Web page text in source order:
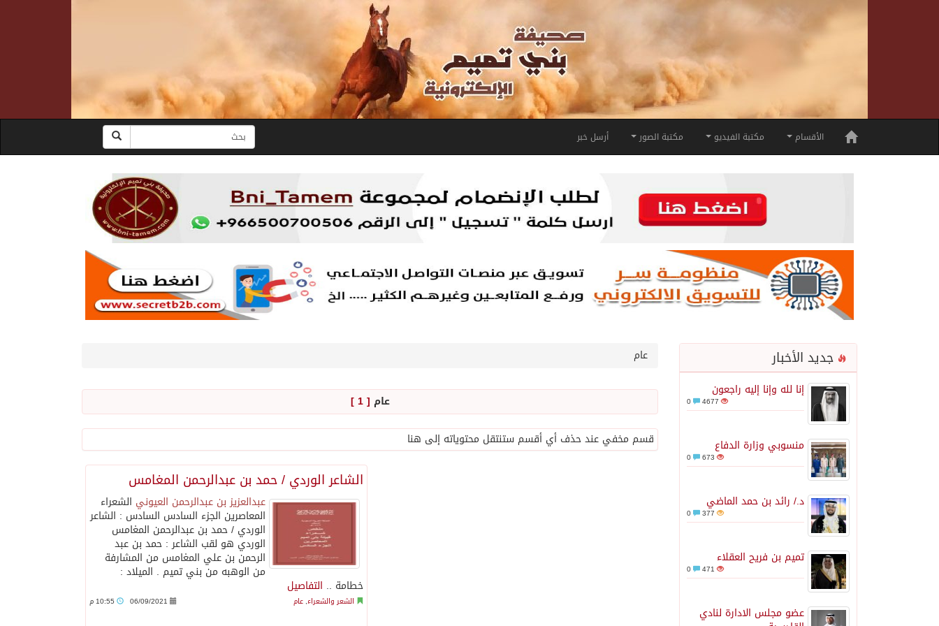
الأقسام مكتبة الفيديو مكتبة الصور أرسل خبر
جديد الأخبار
إنا لله وإنا إليه راجعون
4677
منسوبي وزارة الدفاع
673
د./ رائد بن حمد الماضي
377
تميم بن فريح العقلاء
471
عضو مجلس الادارة لنادي
عام
عام [ 1 ]
قسم مخفي عند حذف أي أقسم ستنتقل محتوياته إلى هنا
الشاعر الوردي / حمد بن عبدالرحمن المغامس
عبدالعزيز بن عبدالرحمن العيوني الشعراء
المعاصرين الجزء السادس ‏السادس : الشاعر
الوردي / حمد بن عبدالرحمن المغامس
الوردي هو لقب الشاعر : حمد بن عبد
الرحمن بن علي المغامس من المشارفة
من الوهبه من بني تميم . الميلاد :
خطامة .. التفاصيل
الشعر والشعراء, عام 06/09/2021